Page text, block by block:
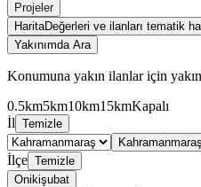
Projeler
HaritaDeğerleri ve ilanları tematik
Yakınımda Ara
Konumuna yakın ilanlar için
0.5km5km10km15kmKapalı
İl Temizle
Kahramanmaraş
İlçe Temizle
Onikişubat